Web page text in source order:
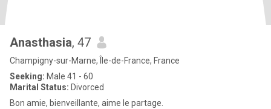
Anasthasia, 47
Champigny-sur-Marne, Île-de-France, France
Seeking: Male 41 - 60
Marital Status: Divorced
Bon amie, bienveillante, aime le partage.